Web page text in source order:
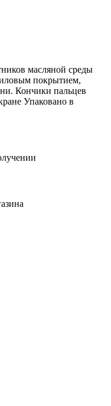
масляной среды
покрытием,
Кончики пальцев
Упаковано в